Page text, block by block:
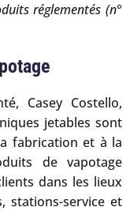
réglementés (n°
Casey Costello,
jetables sont
fabrication et à la
de vapotage
dans les lieux
stations-service et